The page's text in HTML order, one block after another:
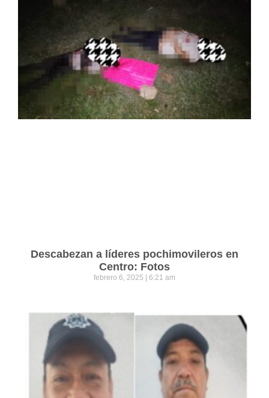
Descabezan a líderes pochimovileros en
Centro: Fotos
febrero 6, 2025 6:21 am